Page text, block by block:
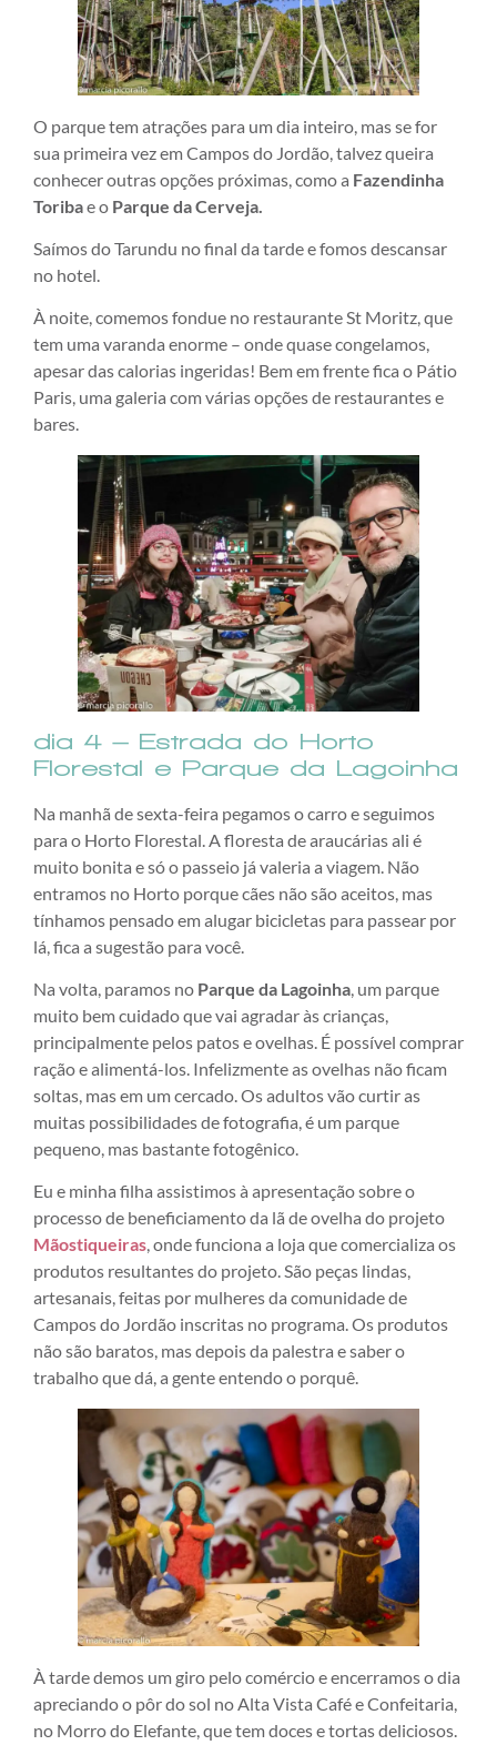
O parque tem atrações para um dia inteiro, mas se for
sua primeira vez em Campos do Jordão, talvez queira
conhecer outras opções próximas, como a Fazendinha
Toribae o Parque da Cerveja.
Saímos do Tarundu no final da tarde e fomos descansar
no hotel.
À noite, comemos fondue no restaurante St Moritz, que
tem uma varanda enorme – onde quase congelamos,
apesar das calorias ingeridas! Bem em frente fica o Pátio
Paris, uma galeria com várias opções de restaurantes e
bares.
dia 4 – Estrada do Horto
Florestal e Parque da Lagoinha
Na manhã de sexta-feira pegamos o carro e seguimos
para o Horto Florestal. A floresta de araucárias ali é
muito bonita e só o passeio já valeria a viagem. Não
entramos no Horto porque cães não são aceitos, mas
tínhamos pensado em alugar bicicletas para passear por
lá, fica a sugestão para você.
Na volta, paramos no Parque da Lagoinha, um parque
muito bem cuidado que vai agradar às crianças,
principalmente pelos patos e ovelhas. É possível comprar
ração e alimentá-los. Infelizmente as ovelhas não ficam
soltas, mas em um cercado. Os adultos vão curtir as
muitas possibilidades de fotografia, é um parque
pequeno, mas bastante fotogênico.
Eu e minha filha assistimos à apresentação sobre o
processo de beneficiamento da lã de ovelha do projeto
Mãostiqueiras, onde funciona a loja que comercializa os
produtos resultantes do projeto. São peças lindas,
artesanais, feitas por mulheres da comunidade de
Campos do Jordão inscritas no programa. Os produtos
não são baratos, mas depois da palestra e saber o
trabalho que dá, a gente entendo o porquê.
À tarde demos um giro pelo comércio e encerramos o dia
apreciando o pôr do sol no Alta Vista Café e Confeitaria,
no Morro do Elefante, que tem doces e tortas deliciosos.